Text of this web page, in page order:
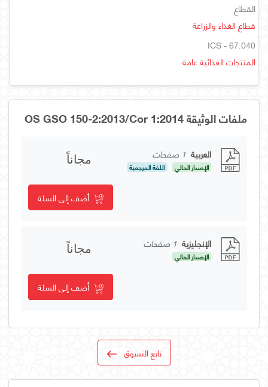
القطاع
قطاع الغذاء والزراعة
ICS - 67.040
المنتجات الغذائية عامة
ملفات الوثيقة OS GSO 150-2:2013/Cor 1:2014
العربية 1 صفحات
الإصدار الحالي اللغة المرجعية
مجاناً
أضف إلى السلة
الإنجليزية 1 صفحات
الإصدار الحالي
مجاناً
أضف إلى السلة
تابع التسوق